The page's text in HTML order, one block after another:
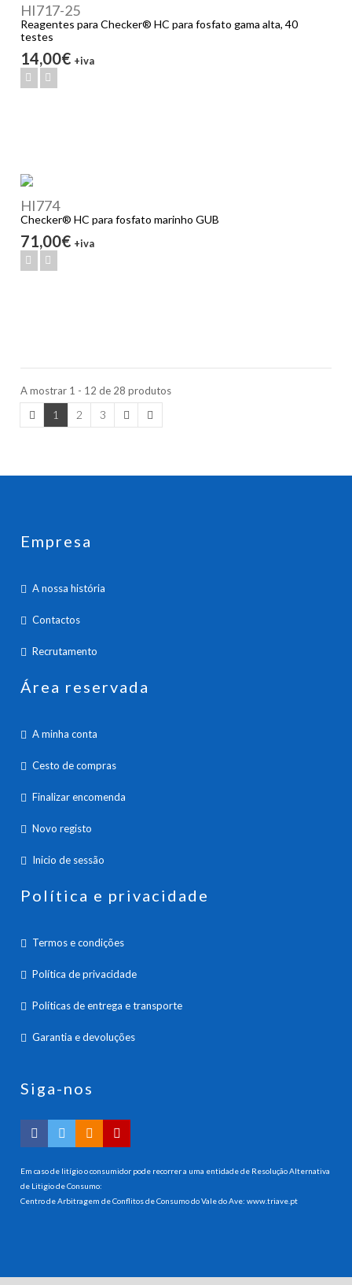
HI717-25
Reagentes para Checker® HC para fosfato gama alta, 40
testes
14,00€ +iva
HI774
Checker® HC para fosfato marinho GUB
71,00€ +iva
A mostrar 1 - 12 de 28 produtos
1 2 3
Empresa
A nossa história
Contactos
Recrutamento
Área reservada
A minha conta
Cesto de compras
Finalizar encomenda
Novo registo
Inicio de sessão
Política e privacidade
Termos e condições
Política de privacidade
Políticas de entrega e transporte
Garantia e devoluções
Siga-nos
Em caso de litígio o consumidor pode recorrer a uma entidade de Resolução Alternativa
de Litigio de Consumo:
Centro de Arbitragem de Conflitos de Consumo do Vale do Ave:www.triave.pt